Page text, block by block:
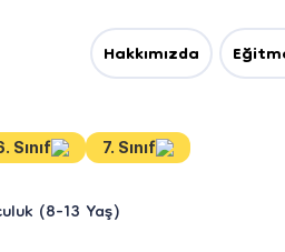
Hakkımızda
Sınıf 7. Sınıf
(8-13 Yaş)